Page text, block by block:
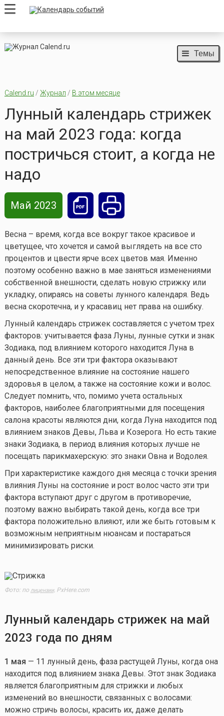
Темы
Calend.ru / Журнал / В этом месяце
Лунный календарь стрижек
на май 2023 года: когда
постричься стоит, а когда не
надо
Май 2023
Весна – время, когда все вокруг такое красивое и
цветущее, что хочется и самой выглядеть на все сто
процентов и цвести ярче всех цветов мая. Именно
поэтому особенно важно в мае заняться изменениями
собственной внешности, сделать новую стрижку или
укладку, опираясь на советы лунного календаря. Ведь
весна скоротечна, и у красавиц нет права на ошибку.
Лунный календарь стрижек составляется с учетом трех
факторов: учитывается фаза Луны, лунные сутки и знак
Зодиака, под влиянием которого находится Луна в
данный день. Все эти три фактора оказывают
непосредственное влияние на состояние нашего
здоровья в целом, а также на состояние кожи и волос.
Следует помнить, что, помимо учета остальных
факторов, наиболее благоприятными для посещения
салона красоты являются дни, когда Луна находится под
влиянием знаков Девы, Льва и Козерога. Но есть такие
знаки Зодиака, в период влияния которых лучше не
посещать парикмахерскую: это знаки Овна и Водолея.
При характеристике каждого дня месяца с точки зрения
влияния Луны на состояние и рост волос часто эти три
фактора вступают друг с другом в противоречие,
поэтому важно выбирать такой день, когда все три
фактора положительно влияют, или же быть готовым к
возможным неприятным нюансам и постараться
минимизировать риски.
Фото: по лицензии,PxHere.com
Лунный календарь стрижек на май
2023 года по дням
1 мая — 11 лунный день, фаза растущей Луны, когда она
находится под влиянием знака Девы. Этот знак Зодиака
является благоприятным для стрижки и любых
изменений во внешности, связанных с волосами:
можно стричь волосы, красить их, даже делать